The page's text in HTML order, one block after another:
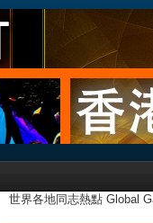
世界各地同志熱點 Global